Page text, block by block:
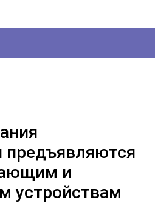
предъявляются
и
устройствам